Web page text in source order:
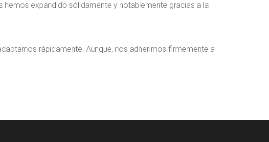
hemos expandido sólidamente y notablemente gracias a la
rápidamente. Aunque, nos adherimos firmemente a